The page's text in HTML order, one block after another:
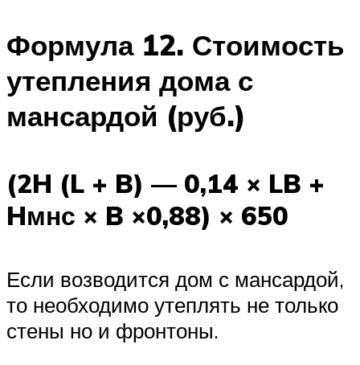
Формула 12. Стоимость
утепления дома с
мансардой (руб.)
(2H (L + B) — 0,14 × LB +
Hмнс × B ×0,88) × 650
Если возводится дом с мансардой,
то необходимо утеплять не только
стены но и фронтоны.